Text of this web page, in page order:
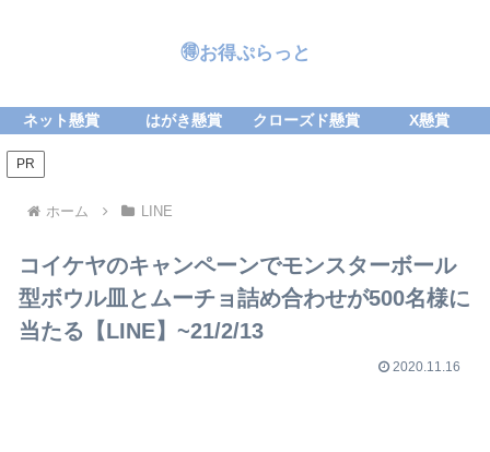
🉐お得ぷらっと
ネット懸賞 はがき懸賞 クローズド懸賞 X懸賞
PR
ホーム LINE
コイケヤのキャンペーンでモンスターボール
型ボウル皿とムーチョ詰め合わせが500名様に
当たる【LINE】~21/2/13
2020.11.16